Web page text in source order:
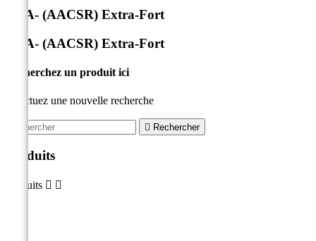
TDA- (AACSR) Extra-Fort
TDA- (AACSR) Extra-Fort
Recherchez un produit ici
Effectuez une nouvelle recherche
 Rechercher
Produits
Produits  